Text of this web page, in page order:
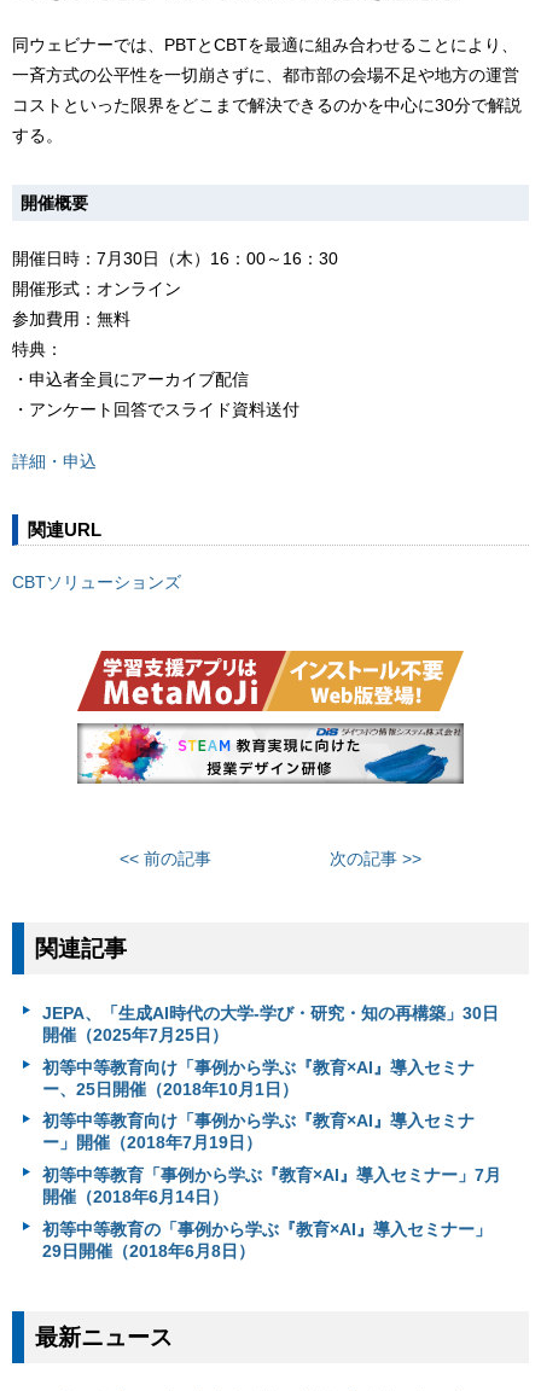
同ウェビナーでは、PBTとCBTを最適に組み合わせることにより、
一斉方式の公平性を一切崩さずに、都市部の会場不足や地方の運営
コストといった限界をどこまで解決できるのかを中心に30分で解説
する。
開催概要
開催日時：7月30日（木）16：00～16：30
開催形式：オンライン
参加費用：無料
特典：
・申込者全員にアーカイブ配信
・アンケート回答でスライド資料送付
詳細・申込
関連URL
CBTソリューションズ
<< 前の記事 次の記事 >>
関連記事
JEPA、「生成AI時代の大学-学び・研究・知の再構築」30日
開催（2025年7月25日）
初等中等教育向け「事例から学ぶ『教育×AI』導入セミナ
ー、25日開催（2018年10月1日）
初等中等教育向け「事例から学ぶ『教育×AI』導入セミナ
ー」開催（2018年7月19日）
初等中等教育「事例から学ぶ『教育×AI』導入セミナー」7月
開催（2018年6月14日）
初等中等教育の「事例から学ぶ『教育×AI』導入セミナー」
29日開催（2018年6月8日）
最新ニュース